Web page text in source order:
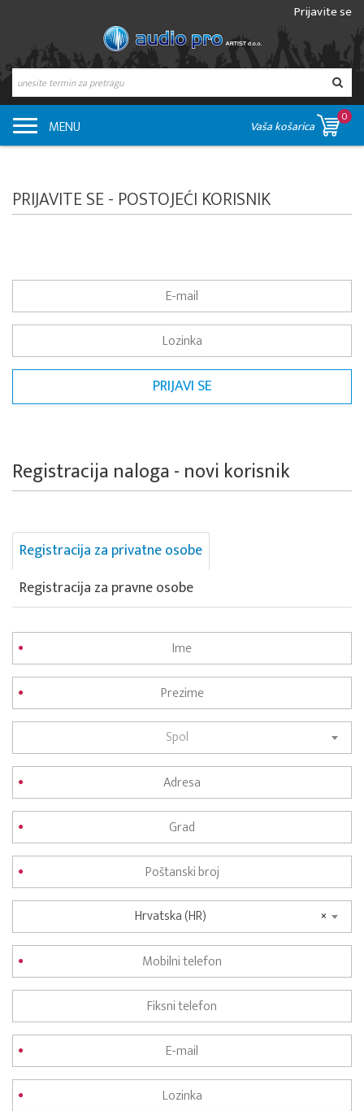
Prijavite se
MENU Vaša košarica
0
PRIJAVITE SE - POSTOJEĆI KORISNIK
Registracija naloga - novi korisnik
Registracija za privatne osobe
Registracija za pravne osobe
Spol
×
Hrvatska (HR)